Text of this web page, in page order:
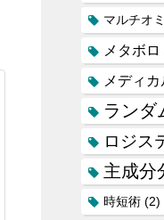
マルチオ
メタボ
メディ
ランダ
ロジス
主成分
時短術 (2)